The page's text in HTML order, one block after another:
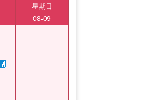
星期日
08-09